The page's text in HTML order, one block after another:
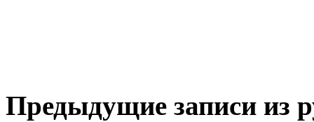
Предыдущие записи из